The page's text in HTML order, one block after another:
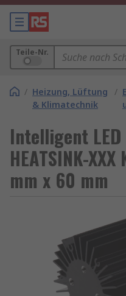
Teile-Nr.
/ Heizung, Lüftung
& Klimatechnik
/
Intelligent
HEATSINK-
mm x 60 mm